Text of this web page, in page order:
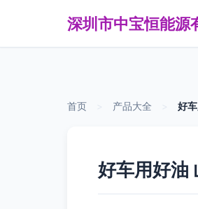
深圳市中宝恒能源
首页 产品大全 好
好车用好油